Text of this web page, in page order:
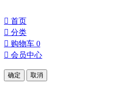
󰀁 首页
󰀂 分类
󰀄 购物车 0
󰀅 会员中心
确定 取消